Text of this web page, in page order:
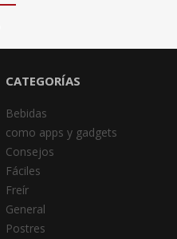
CATEGORÍAS
Bebidas
como apps y gadgets
Consejos
Fáciles
Freír
General
Postres